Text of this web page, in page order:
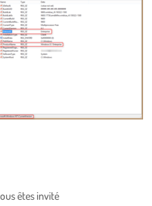
êtes invité